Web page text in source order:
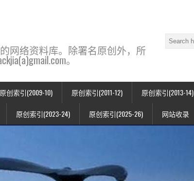
的网络资料库。除署名原创外，所
。
原创索引(2009-10) 原创索引(2011-12) 原创索引(2013-14)
原创索引(2023-24) 原创索引(2025-26) 网站收录